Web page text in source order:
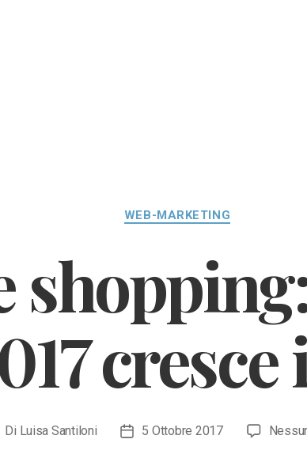
Categorie
WEB-MARKETING
Di Luisa Santiloni
Data5 Ottobre 2017